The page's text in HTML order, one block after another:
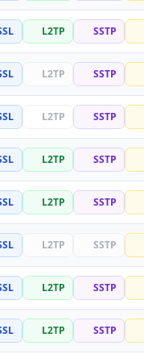
L2TP SSTP
L2TP SSTP
L2TP SSTP
L2TP SSTP
L2TP SSTP
L2TP SSTP
L2TP SSTP
L2TP SSTP